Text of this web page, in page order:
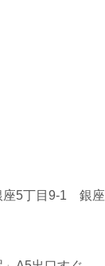
座5丁目9-1 銀